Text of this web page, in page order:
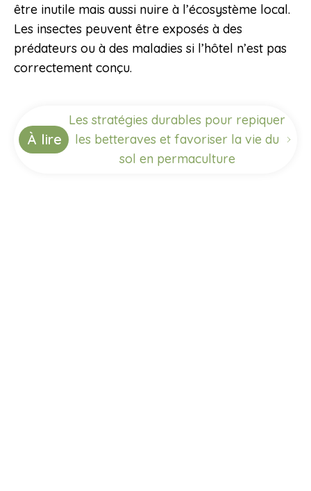
être inutile mais aussi nuire à l’écosystème local.
Les insectes peuvent être exposés à des
prédateurs ou à des maladies si l’hôtel n’est pas
correctement conçu.
À lire
Les stratégies durables pour repiquer
les betteraves et favoriser la vie du
sol en permaculture